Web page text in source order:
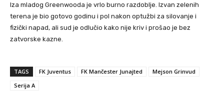
Iza mladog Greenwooda je vrlo burno razdoblje. Izvan zelenih
terena je bio gotovo godinu i pol nakon optužbi za silovanje i
fizički napad, ali sud je odlučio kako nije kriv i prošao je bez
zatvorske kazne.
TAGS FK Juventus FK Mančester Junajted
Mejson Grinvud
Serija A